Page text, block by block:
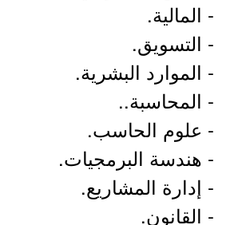
- المالية.
- التسويق.
- الموارد البشرية.
- المحاسبة..
- علوم الحاسب.
- هندسة البرمجيات.
- إدارة المشاريع.
- القانون.